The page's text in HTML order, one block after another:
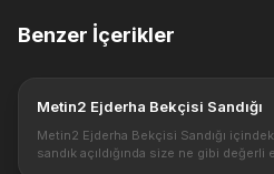
Benzer İçerikler
Metin2 Ejderha Bekçisi Sandığı
Metin2 Ejderha Bekçisi Sandığı
sandık açıldığında size ne gibi